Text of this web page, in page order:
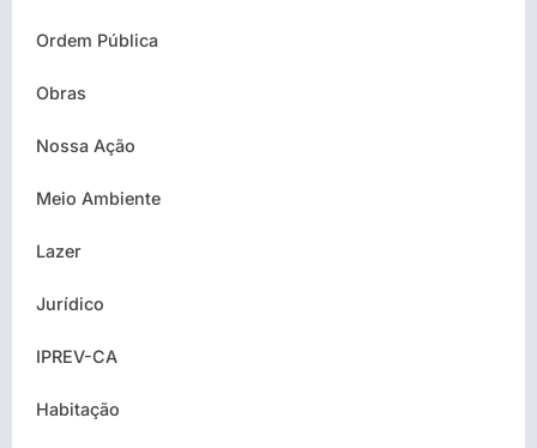
Ordem Pública
Obras
Nossa Ação
Meio Ambiente
Lazer
Jurídico
IPREV-CA
Habitação